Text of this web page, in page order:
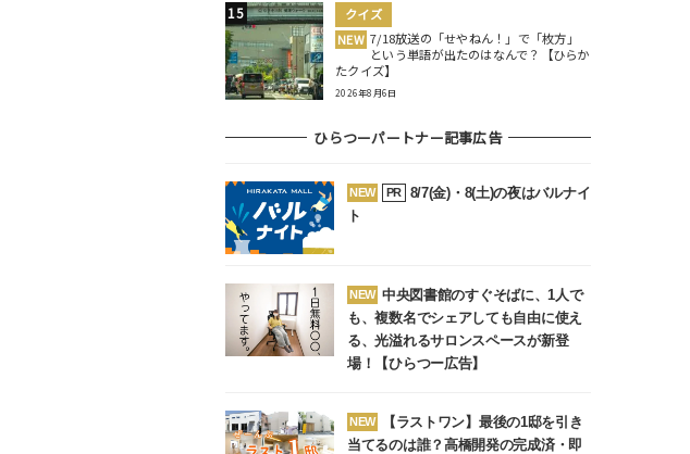
クイズ
NEW 7/18放送の「せやねん！」で「枚方」
という単語が出たのはなんで？【ひらか
たクイズ】
2026年8月6日
ひらつーパートナー記事広告
NEW PR
8/7(金)・8(土)の夜はバルナイ
ト
NEW 中央図書館のすぐそばに、1人で
も、複数名でシェアしても自由に使え
る、光溢れるサロンスペースが新登
場！【ひらつー広告】
NEW
【ラストワン】最後の1邸を引き
当てるのは誰？高橋開発の完成済・即